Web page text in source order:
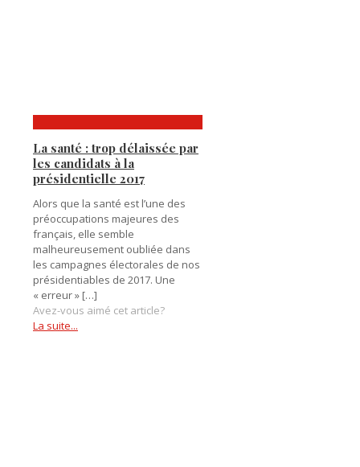
La santé : trop délaissée par
les candidats à la
présidentielle 2017
Alors que la santé est l’une des
préoccupations majeures des
français, elle semble
malheureusement oubliée dans
les campagnes électorales de nos
présidentiables de 2017. Une
« erreur » […]
Avez-vous aimé cet article?
La suite...